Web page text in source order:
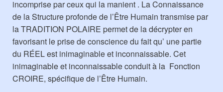
incomprise par ceux qui la manient . La Connaissance
de la Structure profonde de l’Être Humain transmise par
la TRADITION POLAIRE permet de la décrypter en
favorisant le prise de conscience du fait qu’ une partie
du RÉEL est inimaginable et inconnaissable. Cet
inimaginable et inconnaissable conduit à la Fonction
CROIRE, spécifique de l’Être Humain.